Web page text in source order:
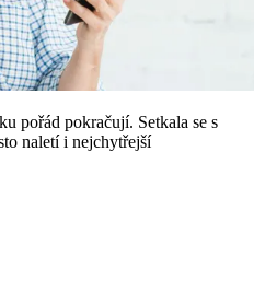
pořád pokračují. Setkala se s
naletí i nejchytřejší